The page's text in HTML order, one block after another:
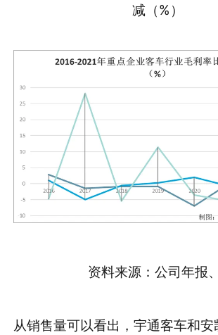
减（%）
资料来源：公司年报
从销售量可以看出，宇通客车和